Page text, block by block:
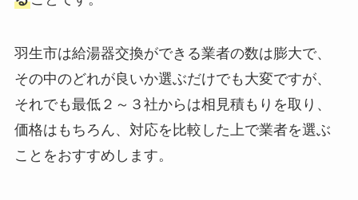
羽生市は給湯器交換ができる業者の数は膨大で、
その中のどれが良いか選ぶだけでも大変ですが、
それでも最低２～３社からは相見積もりを取り、
価格はもちろん、対応を比較した上で業者を選ぶ
ことをおすすめします。